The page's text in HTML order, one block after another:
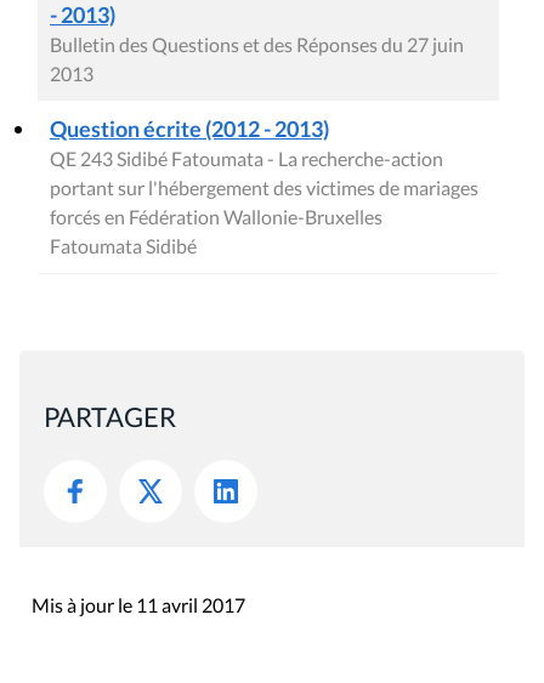
- 2013)
Bulletin des Questions et des Réponses du 27 juin
2013
Question écrite (2012 - 2013)
QE 243 Sidibé Fatoumata - La recherche-action
portant sur l'hébergement des victimes de mariages
forcés en Fédération Wallonie-Bruxelles
Fatoumata Sidibé
PARTAGER
Mis à jour le 11 avril 2017